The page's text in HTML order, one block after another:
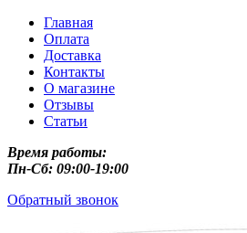
Главная
Оплата
Доставка
Контакты
О магазине
Отзывы
Статьи
Время работы:
Пн-Сб: 09:00-19:00
Обратный звонок